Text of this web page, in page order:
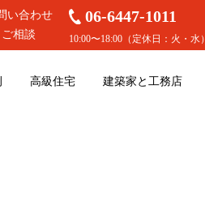
い合わせ
ご相談
06-6447-1011
10:00〜18:00（定休日：火・水）
高級住宅 建築家と工務店